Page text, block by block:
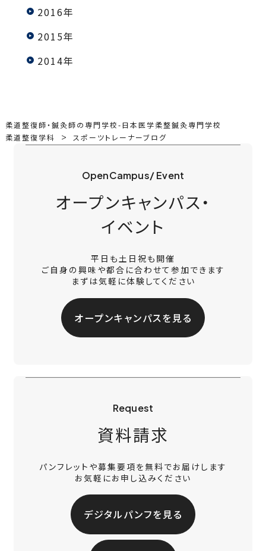
2016年
2015年
2014年
柔道整復師・鍼灸師の専門学校-日本医学柔整鍼灸専門学校
柔道整復学科
スポーツトレーナーブログ
OpenCampus/ Event
オープンキャンパス・
イベント
平日も土日祝も開催
ご自身の興味や都合に合わせて参加できます
まずは気軽に体験してください
オープンキャンパスを見る
Request
資料請求
パンフレットや募集要項を無料でお届けします
お気軽にお申し込みください
デジタルパンフを見る